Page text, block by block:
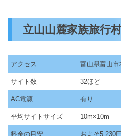
立山山麓家族旅行
アクセス 富山県富山市
サイト数 32ほど
AC電源 有り
平均サイトサイズ 10m×10m
料金の目安 およそ5,230